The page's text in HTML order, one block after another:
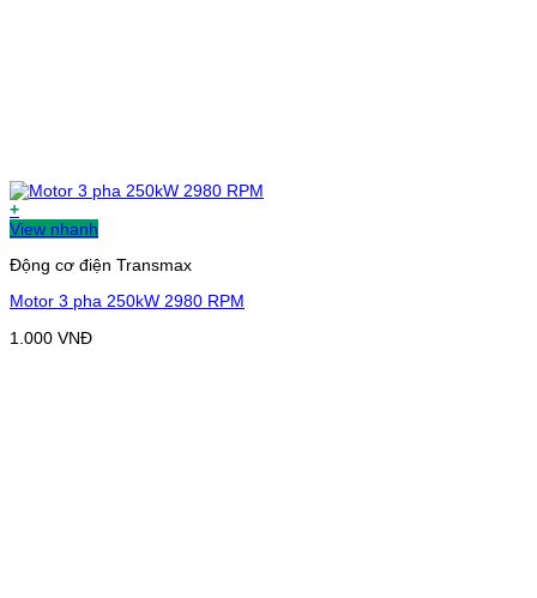
+
View nhanh
Động cơ điện Transmax
Motor 3 pha 250kW 2980 RPM
1.000 VNĐ